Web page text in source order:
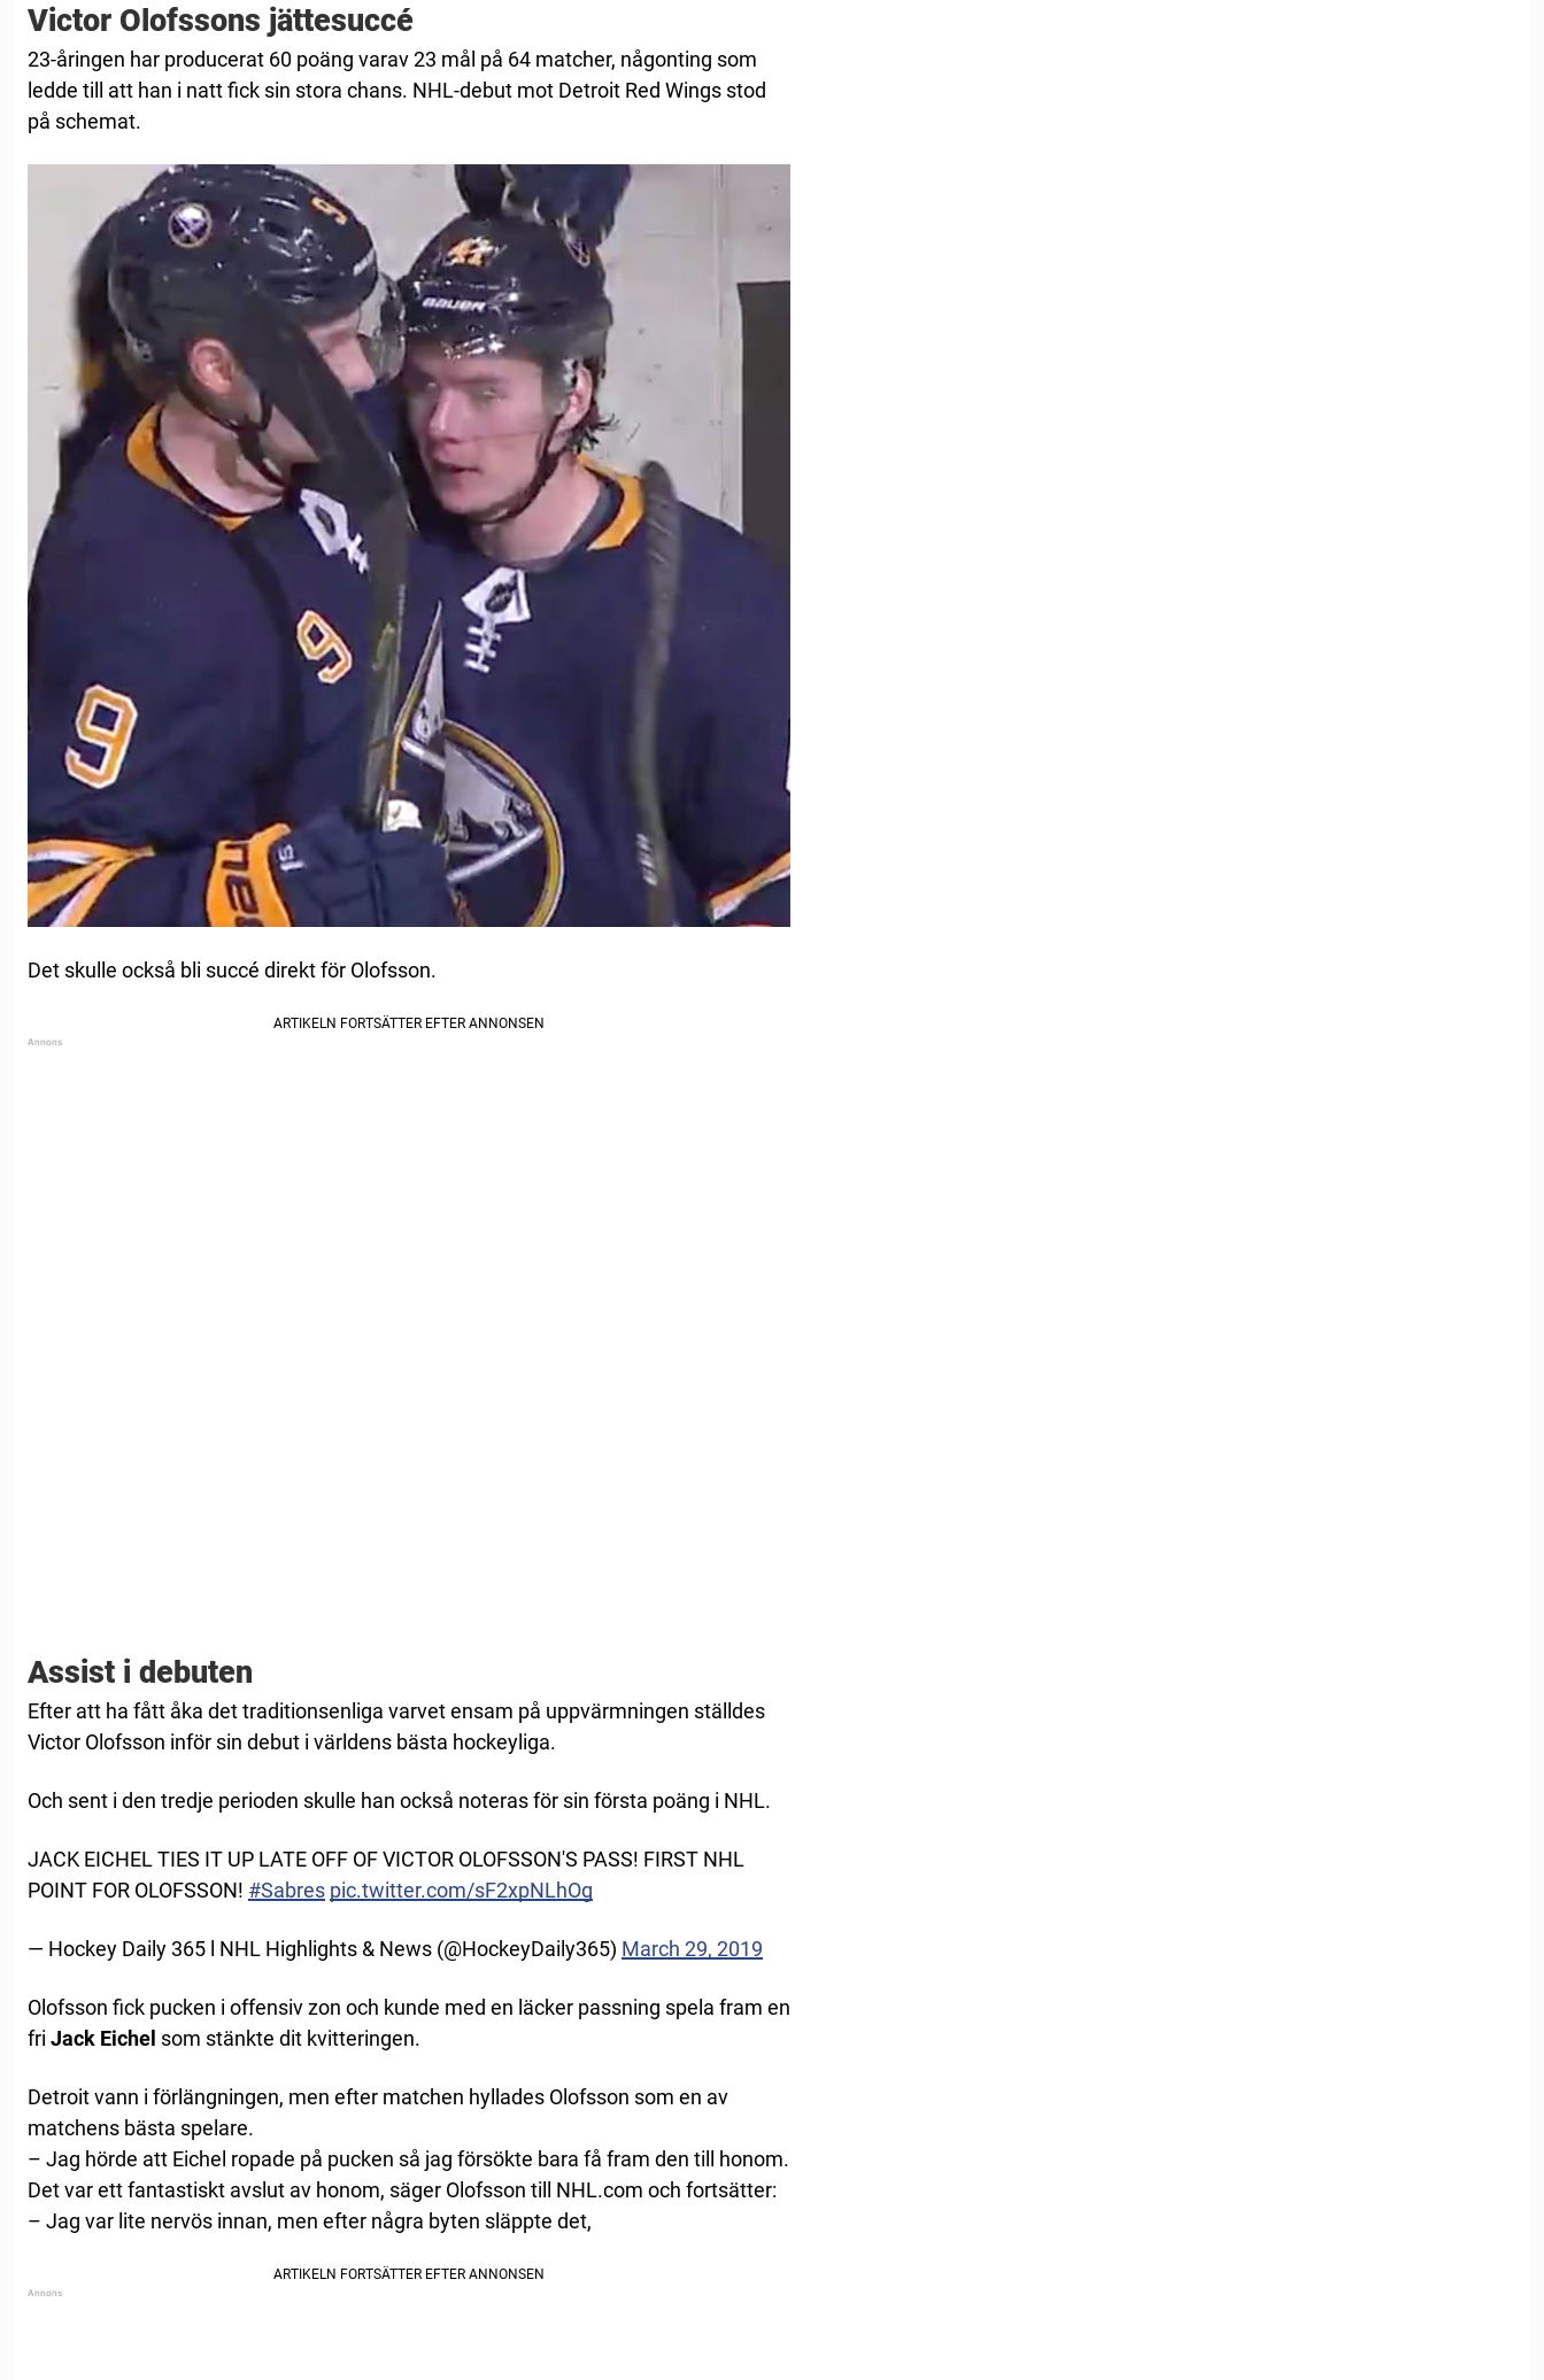
Victor Olofssons jättesuccé
23-åringen har producerat 60 poäng varav 23 mål på 64 matcher, någonting som
ledde till att han i natt fick sin stora chans. NHL-debut mot Detroit Red Wings stod
på schemat.
Det skulle också bli succé direkt för Olofsson.
Assist i debuten
Efter att ha fått åka det traditionsenliga varvet ensam på uppvärmningen ställdes
Victor Olofsson inför sin debut i världens bästa hockeyliga.
Och sent i den tredje perioden skulle han också noteras för sin första poäng i NHL.
JACK EICHEL TIES IT UP LATE OFF OF VICTOR OLOFSSON'S PASS! FIRST NHL
POINT FOR OLOFSSON! #Sabres pic.twitter.com/sF2xpNLhOg
— Hockey Daily 365 l NHL Highlights & News (@HockeyDaily365) March 29, 2019
Olofsson fick pucken i offensiv zon och kunde med en läcker passning spela fram en
fri Jack Eichel som stänkte dit kvitteringen.
Detroit vann i förlängningen, men efter matchen hyllades Olofsson som en av
matchens bästa spelare.
– Jag hörde att Eichel ropade på pucken så jag försökte bara få fram den till honom.
Det var ett fantastiskt avslut av honom, säger Olofsson till NHL.com och fortsätter:
– Jag var lite nervös innan, men efter några byten släppte det,